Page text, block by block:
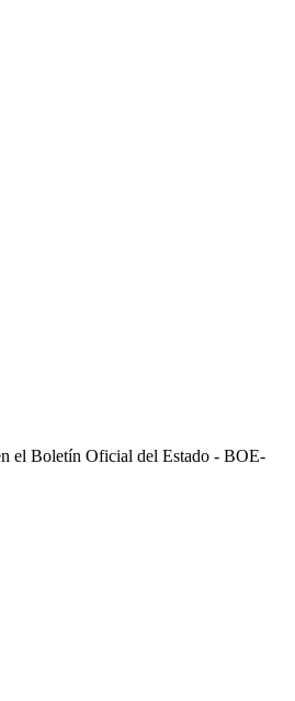
el Boletín Oficial del Estado - BOE-